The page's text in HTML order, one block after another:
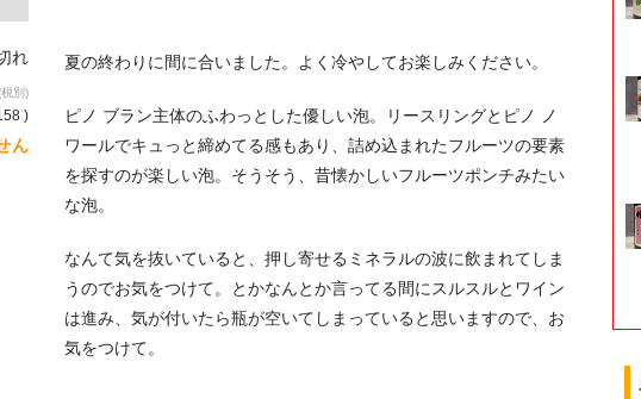
れ
別)
)
ん
夏の終わりに間に合いました。よく冷やしてお楽しみください。
ピノ ブラン主体のふわっとした優しい泡。リースリングとピノ ノ
ワールでキュっと締めてる感もあり、詰め込まれたフルーツの要素
を探すのが楽しい泡。そうそう、昔懐かしいフルーツポンチみたい
な泡。
なんて気を抜いていると、押し寄せるミネラルの波に飲まれてしま
うのでお気をつけて。とかなんとか言ってる間にスルスルとワイン
は進み、気が付いたら瓶が空いてしまっていると思いますので、お
気をつけて。